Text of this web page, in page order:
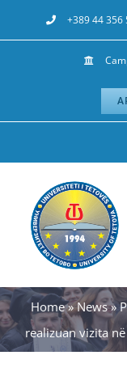
to
+389 44 356
Home»News»
realizuan vizita